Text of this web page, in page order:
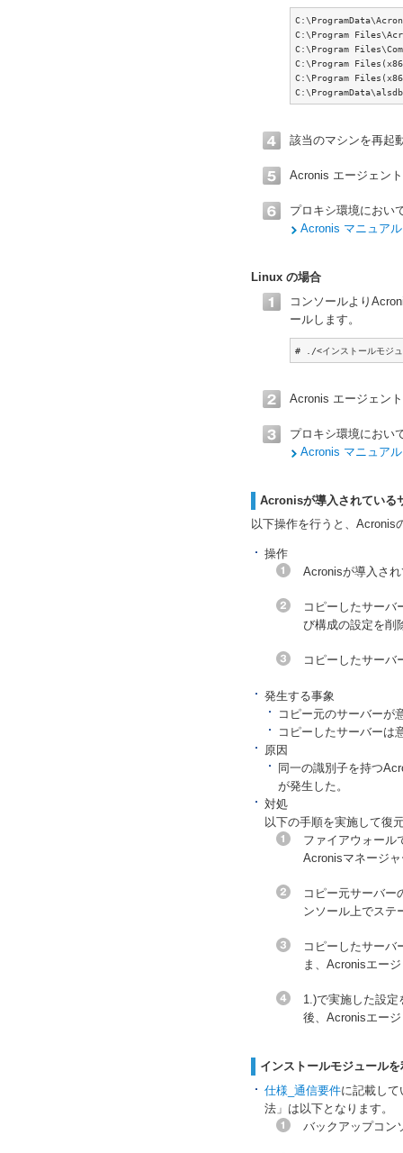
C:\Program
C:\Program
C:\Program
C:\Program
C:\ProgramData\alsdb
該当のマシンを再起
Acronis エージェン
プロキシ環境におい
Acronis マニュア
Linux の場合
コンソールより
ールします。
# ./<インストールモ
Acronis エージェン
プロキシ環境におい
Acronis マニュア
Acronisが導入されている
以下操作を行うと、Acronis
操作
Acronisが導入さ
コピーしたサーバ
び構成の設定を削
コピーしたサーバ
発生する事象
コピー元のサーバーが
コピーしたサーバーは
原因
同一の識別子を持つ
が発生した。
対処
以下の手順を実施して復
ファイアウォール
Acronisマネージ
コピー元サーバー
ンソール上でステ
コピーしたサーバ
ま、Acronisエー
1.)で実施した設
後、Acronisエー
インストールモジュール
仕様_通信要件に記載し
法」は以下となります。
バックアップコン